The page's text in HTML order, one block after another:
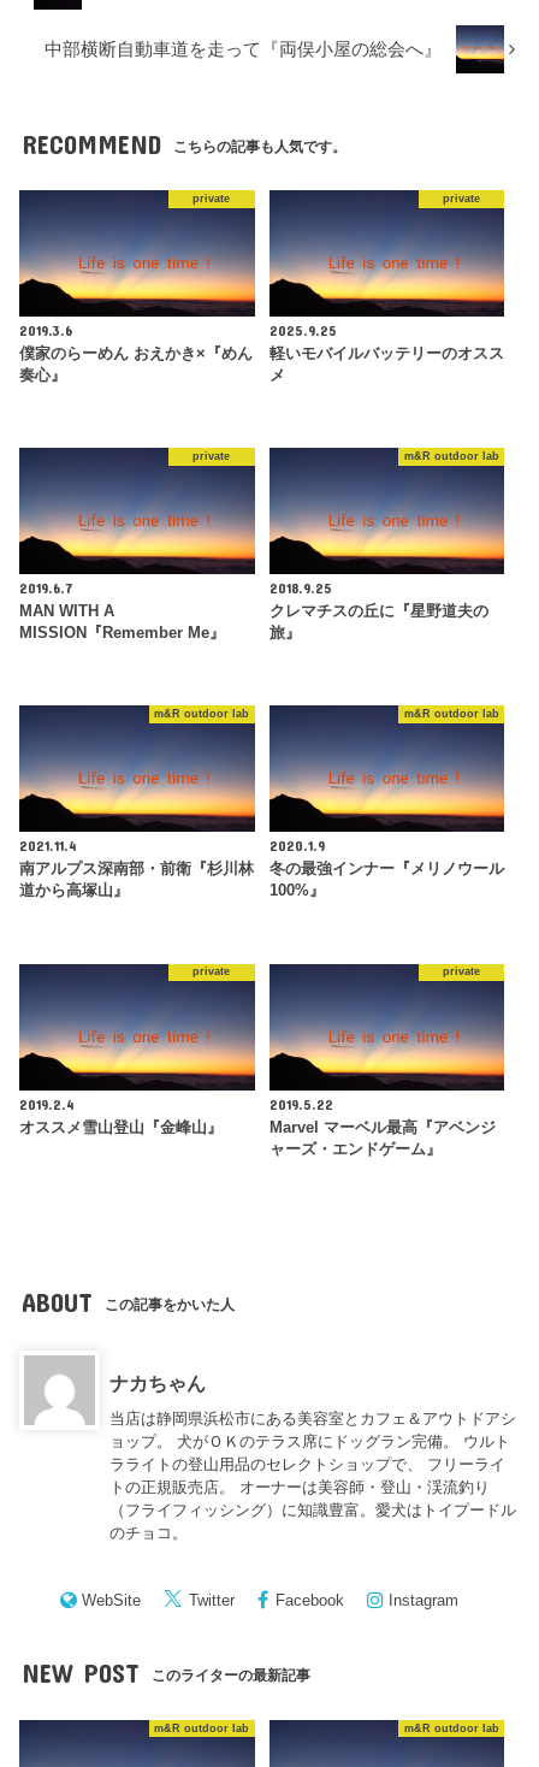
中部横断自動車道を走って『両俣小屋の総会へ』
RECOMMEND こちらの記事も人気です。
private
2019.3.6
僕家のらーめん おえかき×『めん
奏心』
private
2025.9.25
軽いモバイルバッテリーのオスス
メ
private
2019.6.7
MAN WITH A
MISSION『Remember Me』
m&R outdoor lab
2018.9.25
クレマチスの丘に『星野道夫の
旅』
m&R outdoor lab
2021.11.4
南アルプス深南部・前衛『杉川林
道から高塚山』
m&R outdoor lab
2020.1.9
冬の最強インナー『メリノウール
100%』
private
2019.2.4
オススメ雪山登山『金峰山』
private
2019.5.22
Marvel マーベル最高『アベンジ
ャーズ・エンドゲーム』
ABOUT この記事をかいた人
ナカちゃん
当店は静岡県浜松市にある美容室とカフェ＆アウトドアシ
ョップ。 犬がＯＫのテラス席にドッグラン完備。 ウルト
ラライトの登山用品のセレクトショップで、 フリーライ
トの正規販売店。 オーナーは美容師・登山・渓流釣り
（フライフィッシング）に知識豊富。愛犬はトイプードル
のチョコ。
WebSite Twitter Facebook Instagram
NEW POST このライターの最新記事
m&R outdoor lab m&R outdoor lab